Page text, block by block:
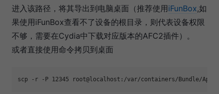
进入该路径，将其导出到电脑桌面（推荐使用iFunBox,如
果使用iFunBox查看不了设备的根目录，则代表设备权限
不够，需要在Cydia中下载对应版本的AFC2插件）。
或者直接使用命令拷贝到桌面